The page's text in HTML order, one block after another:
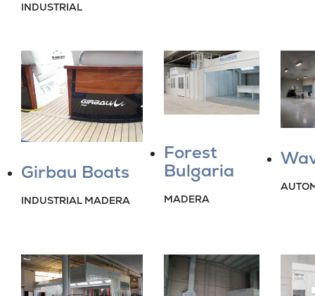
INDUSTRIAL
Girbau Boats
INDUSTRIAL MADERA
Forest
Bulgaria
MADERA